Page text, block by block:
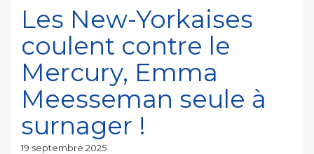
New-
Yorkaises
éliminées
des
Playoffs »
Les New-Yorkaises
coulent contre le
Mercury, Emma
Meesseman seule à
surnager !
Publié
19 septembre 2025